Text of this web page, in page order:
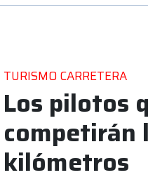
TURISMO CARRETERA
Los pilotos
competirán
kilómetros